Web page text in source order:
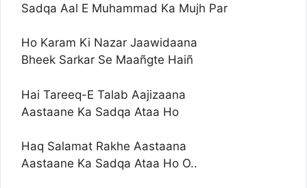
Sadqa Aal E Muhammad Ka Mujh Par
Ho Karam Ki Nazar Jaawidaana
Bheek Sarkar Se Maañgte Haiñ
Hai Tareeq-E Talab Aajizaana
Aastaane Ka Sadqa Ataa Ho
Haq Salamat Rakhe Aastaana
Aastaane Ka Sadqa Ataa Ho O..